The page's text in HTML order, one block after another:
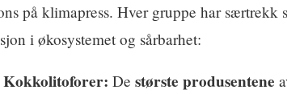
på klimapress. Hver gruppe har særtrekk
i økosystemet og sårbarhet:
Kokkolitoforer: De største produsentene